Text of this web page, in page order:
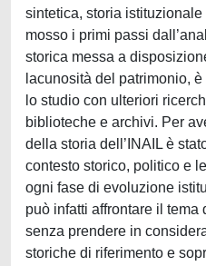
sintetica, storia istituzionale
mosso i primi passi
storica messa a
lacunosità del patrimonio,
lo studio con ulteriori
biblioteche e archivi. Per
della storia dell’INAIL è
contesto storico, politico e
ogni fase di evoluzione
può infatti affrontare il
senza prendere in
storiche di riferimento e